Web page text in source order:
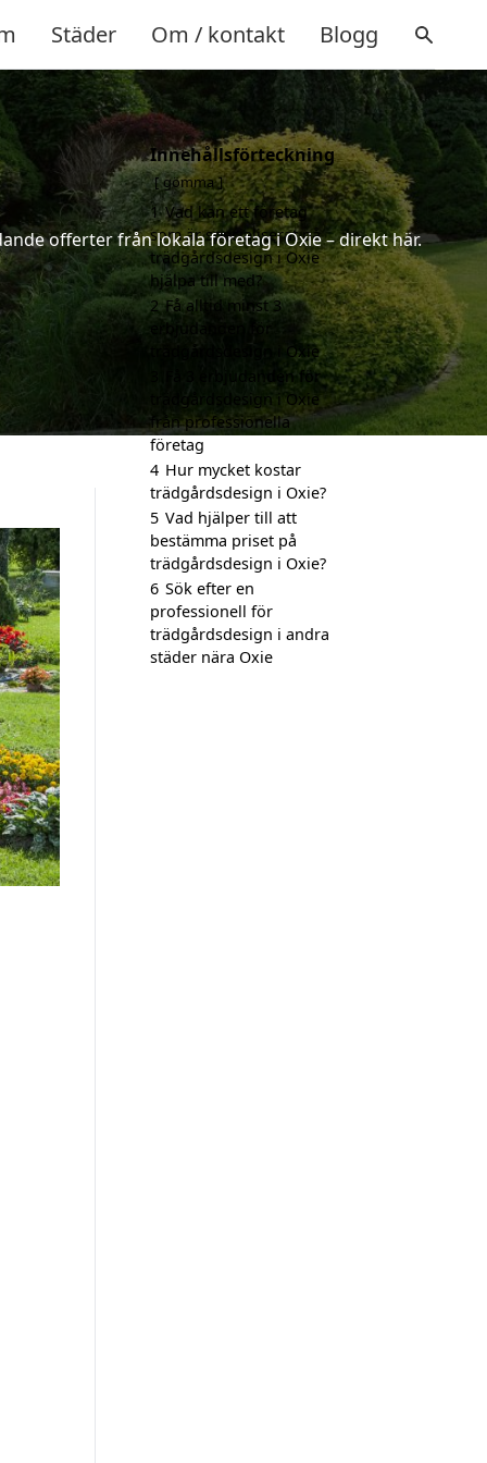
Städer Om / kontakt Blogg
offerter från lokala företag i Oxie – direkt här.
Innehållsförteckning
gömma
1 Vad kan ett företag
som är specialiserat på
trädgårdsdesign i Oxie
hjälpa till med?
2 Få alltid minst 3
erbjudanden för
trädgårdsdesign i Oxie
Få 3 erbjudanden för
trädgårdsdesign i Oxie
från professionella
företag
4 Hur mycket kostar
trädgårdsdesign i Oxie?
5 Vad hjälper till att
bestämma priset på
trädgårdsdesign i Oxie?
6 Sök efter en
professionell för
trädgårdsdesign i andra
städer nära Oxie